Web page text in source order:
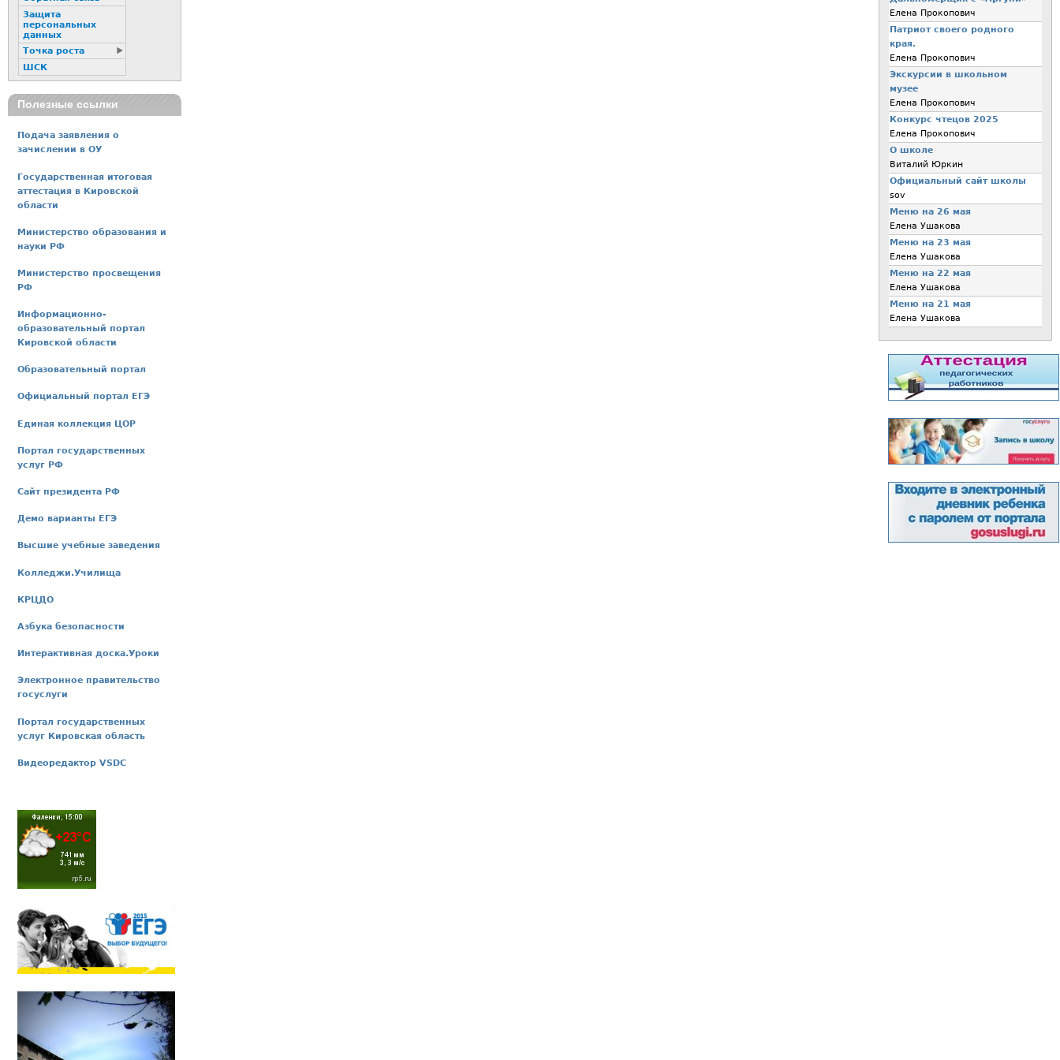
Защита
персональных
данных
Точка роста
ШСК
Полезные ссылки
Подача заявления о
зачислении в ОУ
Государственная итоговая
аттестация в Кировской
области
Министерство образования и
науки РФ
Министерство просвещения
РФ
Информационно-
образовательный портал
Кировской области
Образовательный портал
Официальный портал ЕГЭ
Единая коллекция ЦОР
Портал государственных
услуг РФ
Сайт президента РФ
Демо варианты ЕГЭ
Высшие учебные заведения
Колледжи.Училища
КРЦДО
Азбука безопасности
Интерактивная доска.Уроки
Электронное правительство
госуслуги
Портал государственных
услуг Кировская область
Видеоредактор VSDC
Елена Прокопович
Патриот своего родного
края.
Елена Прокопович
Экскурсии в школьном
музее
Елена Прокопович
Конкурс чтецов 2025
Елена Прокопович
О школе
Виталий Юркин
Официальный сайт школы
sov
Меню на 26 мая
Елена Ушакова
Меню на 23 мая
Елена Ушакова
Меню на 22 мая
Елена Ушакова
Меню на 21 мая
Елена Ушакова